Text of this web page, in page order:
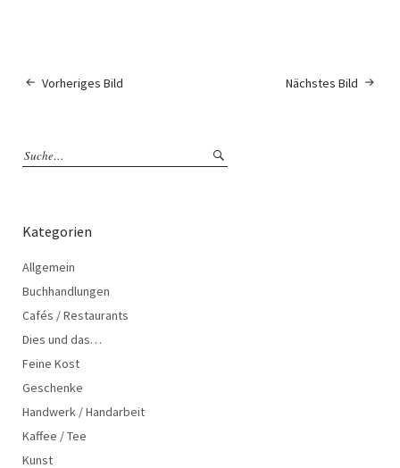
Nächstes Bild
Vorheriges Bild
Kategorien
Allgemein
Buchhandlungen
Cafés / Restaurants
Dies und das…
Feine Kost
Geschenke
Handwerk / Handarbeit
Kaffee / Tee
Kunst